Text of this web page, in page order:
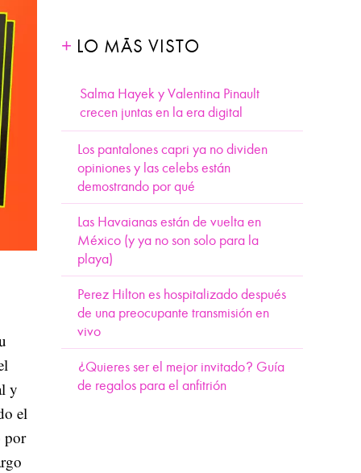
LO MÁS VISTO
Salma Hayek y Valentina Pinault
crecen juntas en la era digital
Los pantalones capri ya no dividen
opiniones y las celebs están
demostrando por qué
Las Havaianas están de vuelta en
México (y ya no son solo para la
playa)
Perez Hilton es hospitalizado después
de una preocupante transmisión en
vivo
¿Quieres ser el mejor invitado? Guía
de regalos para el anfitrión
y
el
por